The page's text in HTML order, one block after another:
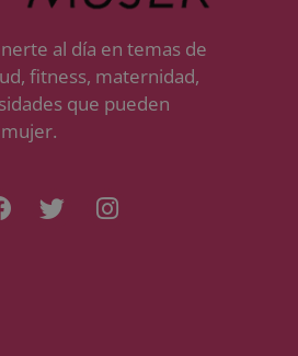
al día en temas de
fitness, maternidad,
que pueden